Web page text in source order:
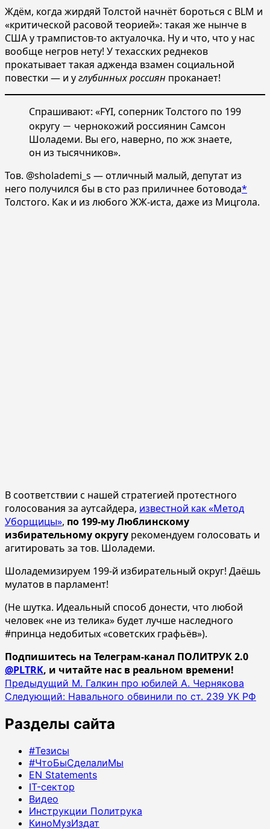
Ждём, когда жирдяй Толстой начнёт бороться с BLM и
«критической расовой теорией»: такая же нынче в
США у трампистов-то актуалочка. Ну и что, что у нас
вообще негров нету! У техасских реднеков
прокатывает такая адженда взамен социальной
повестки — и углубинных россиян проканает!
Спрашивают: «FYI, соперник Толстого по 199
округу － чернокожий россиянин Самсон
Шоладеми. Вы его, наверно, по жж знаете,
он из тысячников».
Тов. @sholademi_s — отличный малый, депутат из
него получился бы в сто раз приличнее ботовода*
Толстого. Как и из любого ЖЖ-иста, даже из Мицгола.
В соответствии с нашей стратегией протестного
голосования за аутсайдера, известной как «Метод
Уборщицы», по 199-му Люблинскому
избирательному округу рекомендуем голосовать и
агитировать за тов. Шоладеми.
Шоладемизируем 199-й избирательный округ! Даёшь
мулатов в парламент!
(Не шутка. Идеальный способ донести, что любой
человек «не из телика» будет лучше наследного
#принца недобитых «советских графьёв»).
Подпишитесь на Телеграм-канал ПОЛИТРУК 2.0
@PLTRK, и читайте нас в реальном времени!
Навигация
записи
Предыдущий М. Галкин про юбилей А. Чернякова
Следующий: Навального обвинили по ст. 239 УК РФ
Разделы сайта
#Тезисы
#ЧтоБыСделалиМы
EN Statements
IT-сектор
Видео
Инструкции Политрука
КиноМузИздат